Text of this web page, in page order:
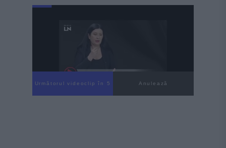
Următorul videoclip în 4 Anulează